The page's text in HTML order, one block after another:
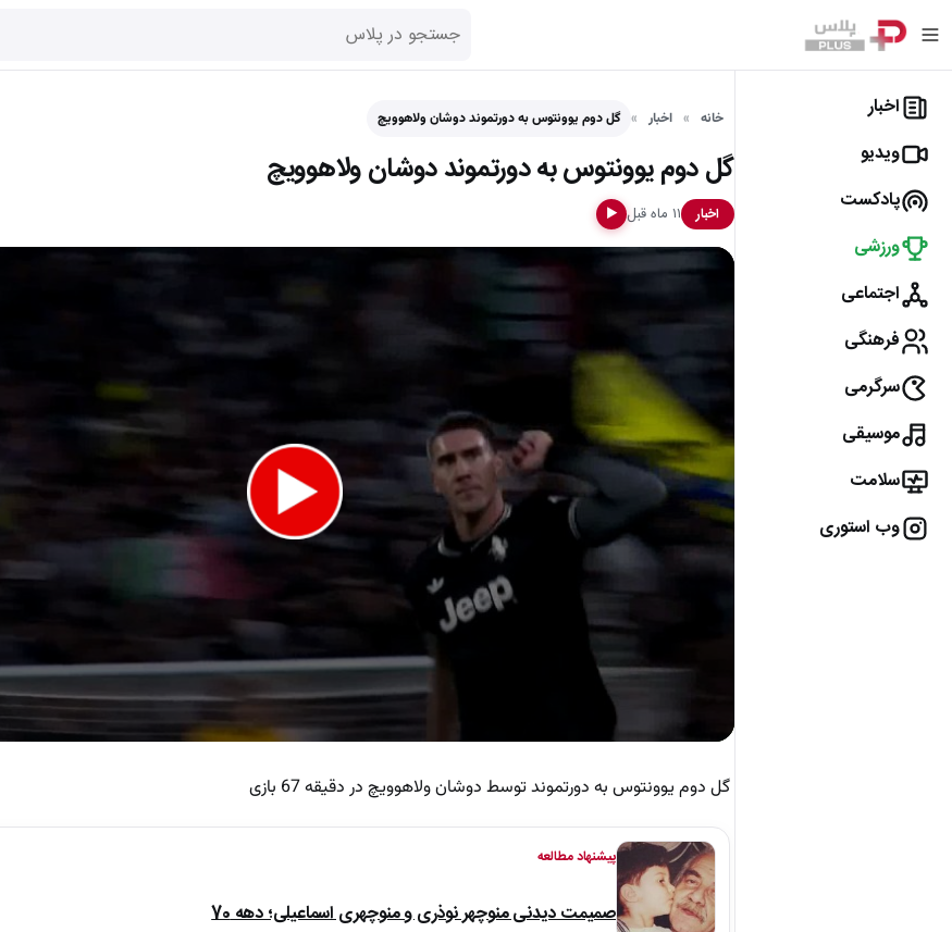
اخبار
ویدیو
پادکست
ورزشی
اجتماعی
فرهنگی
سرگرمی
موسیقی
سلامت
وب استوری
خانه اخبار گل دوم یوونتوس به دورتموند دوشان ولاهوویچ
گل دوم یوونتوس به دورتموند دوشان ولاهوویچ
اخبار ۱۱ ماه قبل ▶
گل دوم یوونتوس به دورتموند توسط دوشان ولاهوویچ در دقیقه 67 بازی
پیشنهاد مطالعه
صمیمت دیدنی منوچهر نوذری و منوچهری اسماعیلی؛ دهه 70